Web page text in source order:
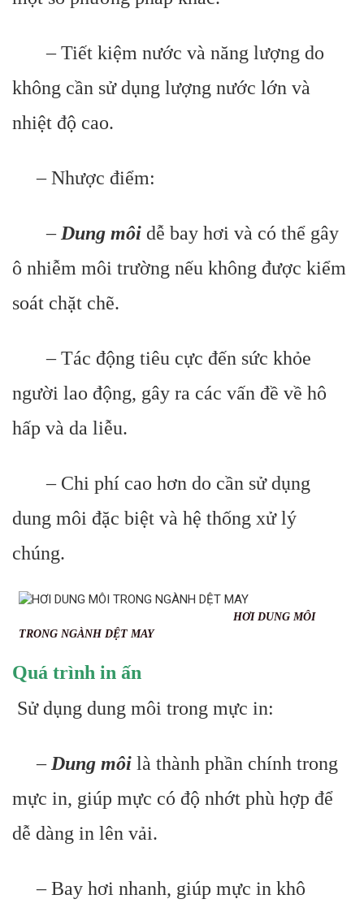
– Tiết kiệm nước và năng lượng do
không cần sử dụng lượng nước lớn và
nhiệt độ cao.
– Nhược điểm:
– Dung môi dễ bay hơi và có thể gây
ô nhiễm môi trường nếu không được kiểm
soát chặt chẽ.
– Tác động tiêu cực đến sức khỏe
người lao động, gây ra các vấn đề về hô
hấp và da liễu.
– Chi phí cao hơn do cần sử dụng
dung môi đặc biệt và hệ thống xử lý
chúng.
HƠI DUNG MÔI
TRONG NGÀNH DỆT MAY
Quá trình in ấn
Sử dụng dung môi trong mực in:
–Dung môi là thành phần chính trong
mực in, giúp mực có độ nhớt phù hợp để
dễ dàng in lên vải.
– Bay hơi nhanh, giúp mực in khô